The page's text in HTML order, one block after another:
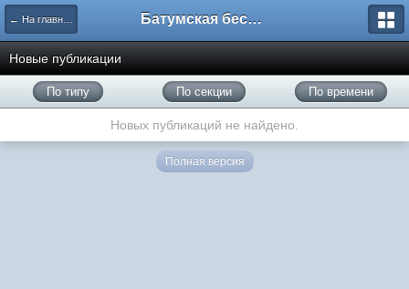
← На главную Батумская беседка
Новые публикации
По типу По секции По времени
Новых публикаций не найдено.
Полная версия